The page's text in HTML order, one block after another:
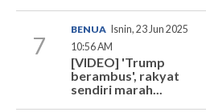
7
BENUA
Isnin, 23 Jun 2025
10:56 AM
[VIDEO] 'Trump
berambus', rakyat
sendiri marah...